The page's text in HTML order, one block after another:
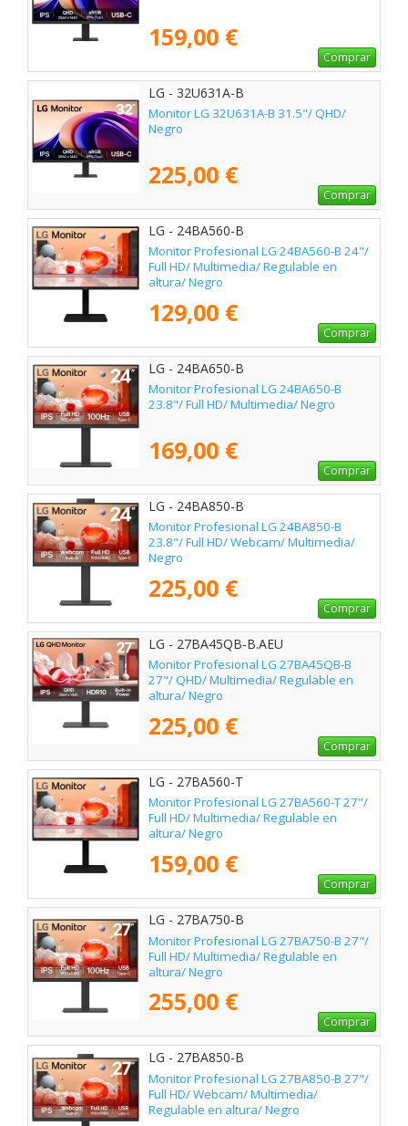
159,00 €
Comprar
LG - 32U631A-B
Monitor LG 32U631A-B 31.5"/ QHD/
Negro
225,00 €
Comprar
LG - 24BA560-B
Monitor Profesional LG 24BA560-B 24"/
Full HD/ Multimedia/ Regulable en
altura/ Negro
129,00 €
Comprar
LG - 24BA650-B
Monitor Profesional LG 24BA650-B
23.8"/ Full HD/ Multimedia/ Negro
169,00 €
Comprar
LG - 24BA850-B
Monitor Profesional LG 24BA850-B
23.8"/ Full HD/ Webcam/ Multimedia/
Negro
225,00 €
Comprar
LG - 27BA45QB-B.AEU
Monitor Profesional LG 27BA45QB-B
27"/ QHD/ Multimedia/ Regulable en
altura/ Negro
225,00 €
Comprar
LG - 27BA560-T
Monitor Profesional LG 27BA560-T 27"/
Full HD/ Multimedia/ Regulable en
altura/ Negro
159,00 €
Comprar
LG - 27BA750-B
Monitor Profesional LG 27BA750-B 27"/
Full HD/ Multimedia/ Regulable en
altura/ Negro
255,00 €
Comprar
LG - 27BA850-B
Monitor Profesional LG 27BA850-B 27"/
Full HD/ Webcam/ Multimedia/
Regulable en altura/ Negro